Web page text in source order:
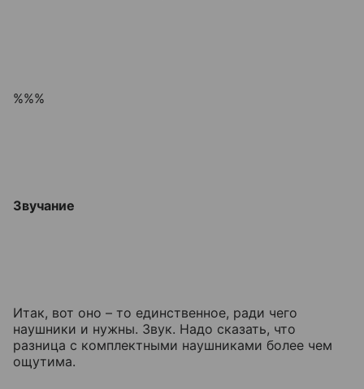
%%%
Звучание
Итак, вот оно – то единственное, ради чего
наушники и нужны. Звук. Надо сказать, что
разница с комплектными наушниками более чем
ощутима.